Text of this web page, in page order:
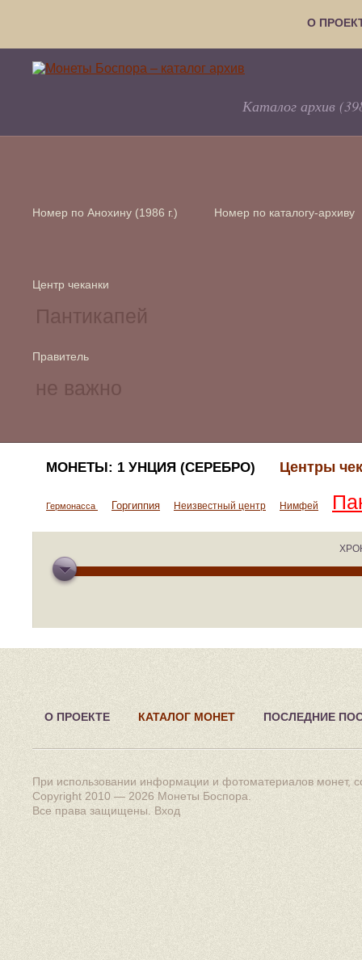
О
Каталог архив
Номер по Анохину (1986 г.) Номер по каталогу-архиву
Центр чеканки
Правитель
МОНЕТЫ: 1 УНЦИЯ (СЕРЕБРО) Центры
Гермонасса Горгиппия Неизвестный центр Нимфей
О ПРОЕКТЕ КАТАЛОГ МОНЕТ ПОСЛЕДНИЕ
При использовании информации и фотоматериалов монет,
Copyright 2010 — 2026 Монеты Боспора
Все права защищены. Вход